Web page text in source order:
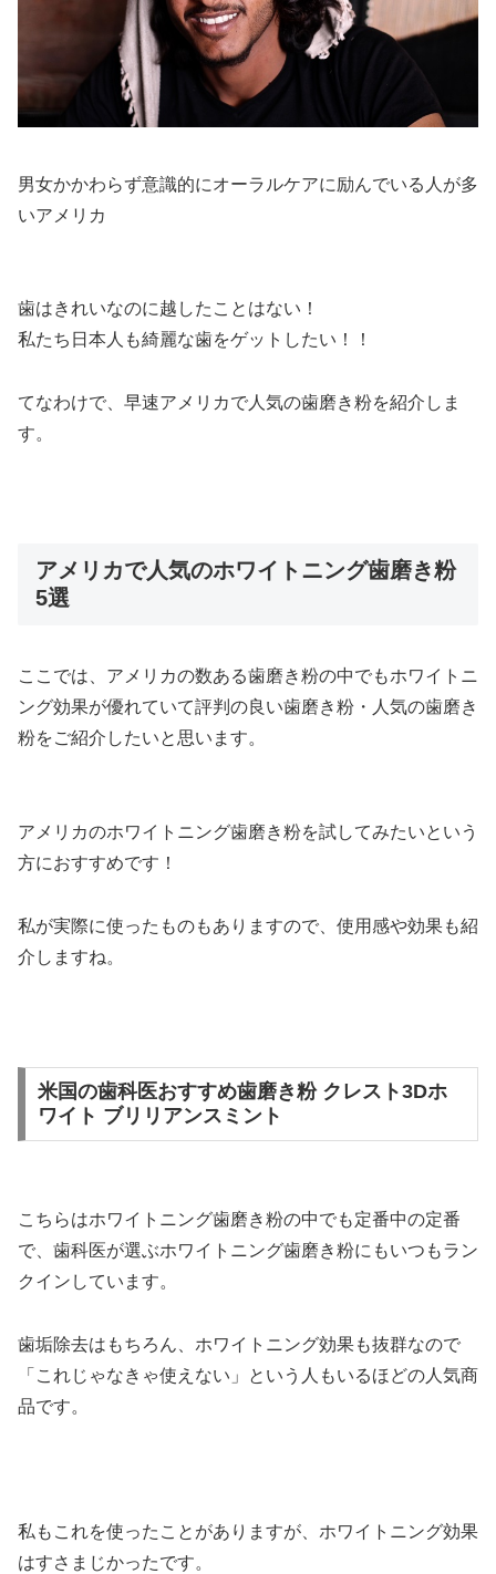
男女かかわらず意識的にオーラルケアに励んでいる人が多
いアメリカ
歯はきれいなのに越したことはない！
私たち日本人も綺麗な歯をゲットしたい！！
てなわけで、早速アメリカで人気の歯磨き粉を紹介しま
す。
アメリカで人気のホワイトニング歯磨き粉
5選
ここでは、アメリカの数ある歯磨き粉の中でもホワイトニ
ング効果が優れていて評判の良い歯磨き粉・人気の歯磨き
粉をご紹介したいと思います。
アメリカのホワイトニング歯磨き粉を試してみたいという
方におすすめです！
私が実際に使ったものもありますので、使用感や効果も紹
介しますね。
米国の歯科医おすすめ歯磨き粉 クレスト3Dホ
ワイト ブリリアンスミント
こちらはホワイトニング歯磨き粉の中でも定番中の定番
で、 歯科医が選ぶホワイトニング歯磨き粉にもいつもラン
クイン しています。
歯垢除去はもちろん、ホワイトニング効果も抜群なので
「これじゃなきゃ使えない」という人もいるほどの人気商
品です。
私もこれを使ったことがありますが、ホワイトニング効果
はすさまじかったです。